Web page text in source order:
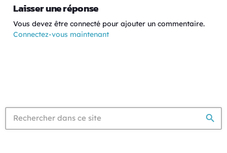
Laisser une réponse
Vous devez être connecté pour ajouter un commentaire.
Connectez-vous maintenant
search